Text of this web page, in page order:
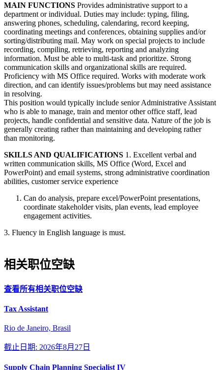
MAIN FUNCTIONS Provides administrative support to a
department or individual. Duties may include: typing, filing,
answering phones, scheduling, calendaring, record keeping,
coordinating meetings and conferences, obtaining supplies and/or
sorting/distributing mail. May work on special projects to include
recording, compiling, retrieving, reporting and analyzing
information. Must be able to multi-task and prioritize. Strong
communication skills and organizational skills are required.
Proficiency with MS Office required. Works with moderate work
direction, and can identify issues/problems but may need assistance
in resolving.
This position would typically include senior Administrative Assistant
who is able to manage, train and mentor other office staff, lead
projects, handle confidential and sensitive data. Nature of the job is
generally creating rather than maintaining and developing rather
than monitoring.
SKILLS AND QUALIFICATIONS 1. Excellent verbal and
written communication skills, MS Office (Word, Excel and
PowerPoint) and email systems, strong administrative coordination
abilities, customer service experience
Can do analysis, prepare excel/PowerPoint presentations,
coordinate stakeholder visits, plan events, lead employee
engagement activities.
3. Fluency in English language is must.
相关职位空缺
查看所有相关职位空缺
Tax Assistant
Rio de Janeiro, Brasil
截止日期: 2026年8月27日
Supply Chain Planning Specialist IV